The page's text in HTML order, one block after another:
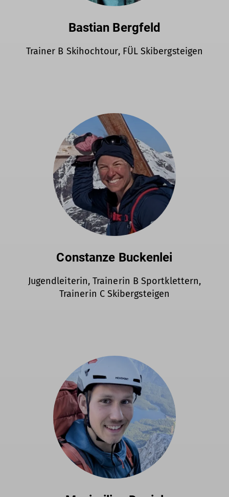
Bastian Bergfeld
Trainer B Skihochtour, FÜL Skibergsteigen
Constanze Buckenlei
Jugendleiterin, Trainerin B Sportklettern,
Trainerin C Skibergsteigen